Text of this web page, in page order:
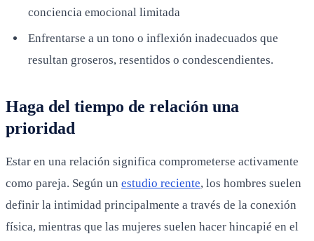
conciencia emocional limitada
Enfrentarse a un tono o inflexión inadecuados que
resultan groseros, resentidos o condescendientes.
Haga del tiempo de relación una
prioridad
Estar en una relación significa comprometerse activamente
como pareja. Según un estudio reciente, los hombres suelen
definir la intimidad principalmente a través de la conexión
física, mientras que las mujeres suelen hacer hincapié en el